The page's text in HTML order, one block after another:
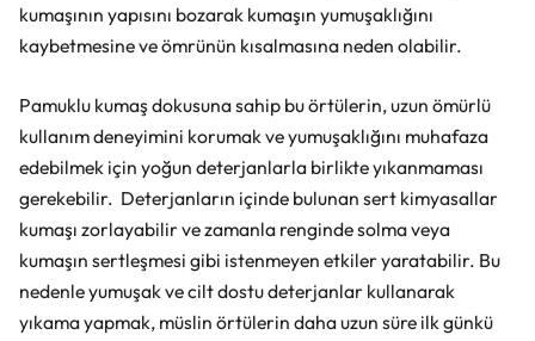
kumaşının yapısını bozarak kumaşın yumuşaklığını
kaybetmesine ve ömrünün kısalmasına neden olabilir.
Pamuklu kumaş dokusuna sahip bu örtülerin, uzun ömürlü
kullanım deneyimini korumak ve yumuşaklığını muhafaza
edebilmek için yoğun deterjanlarla birlikte yıkanmaması
gerekebilir. Deterjanların içinde bulunan sert kimyasallar
kumaşı zorlayabilir ve zamanla renginde solma veya
kumaşın sertleşmesi gibi istenmeyen etkiler yaratabilir. Bu
nedenle yumuşak ve cilt dostu deterjanlar kullanarak
yıkama yapmak, müslin örtülerin daha uzun süre ilk günkü